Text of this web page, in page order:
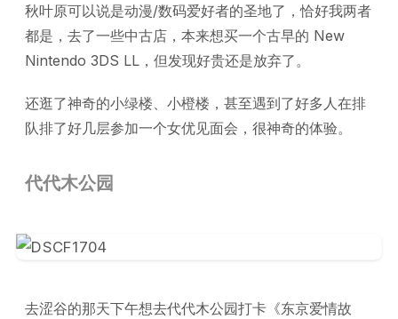
秋叶原可以说是动漫/数码爱好者的圣地了，恰好我两者
都是，去了一些中古店，本来想买一个古早的 New
Nintendo 3DS LL，但发现好贵还是放弃了。
还逛了神奇的小绿楼、小橙楼，甚至遇到了好多人在排
队排了好几层参加一个女优见面会，很神奇的体验。
代代木公园
去涩谷的那天下午想去代代木公园打卡《东京爱情故